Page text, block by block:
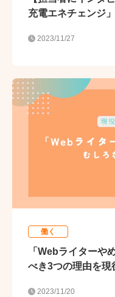
充電エネチェンジ
2023/11/27
働く
「Webライターや
べき3つの理由を現
2023/11/20